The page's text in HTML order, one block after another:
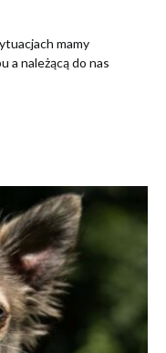
mamy
a należącą do nas